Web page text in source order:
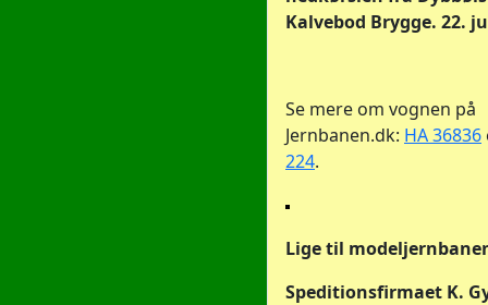
Kalvebod Brygge. 22.
Se mere om vognen på
Jernbanen.dk: HA 36836
224.
Lige til
Speditionsfirmaet K.